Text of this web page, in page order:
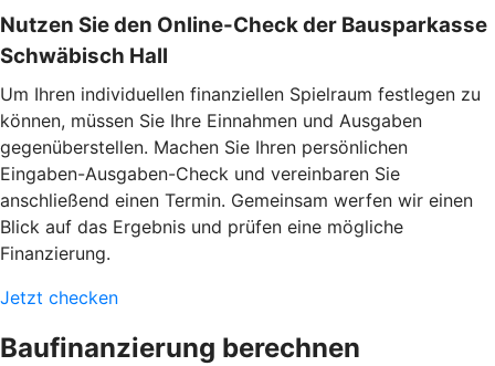
Nutzen Sie den Online-Check der Bausparkasse
Schwäbisch Hall
Um Ihren individuellen finanziellen Spielraum festlegen zu
können, müssen Sie Ihre Einnahmen und Ausgaben
gegenüberstellen. Machen Sie Ihren persönlichen
Eingaben-Ausgaben-Check und vereinbaren Sie
anschließend einen Termin. Gemeinsam werfen wir einen
Blick auf das Ergebnis und prüfen eine mögliche
Finanzierung.
Jetzt checken
Baufinanzierung berechnen